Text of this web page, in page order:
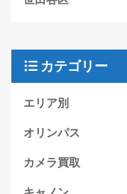
カテゴリー
エリア別
オリンパス
カメラ買取